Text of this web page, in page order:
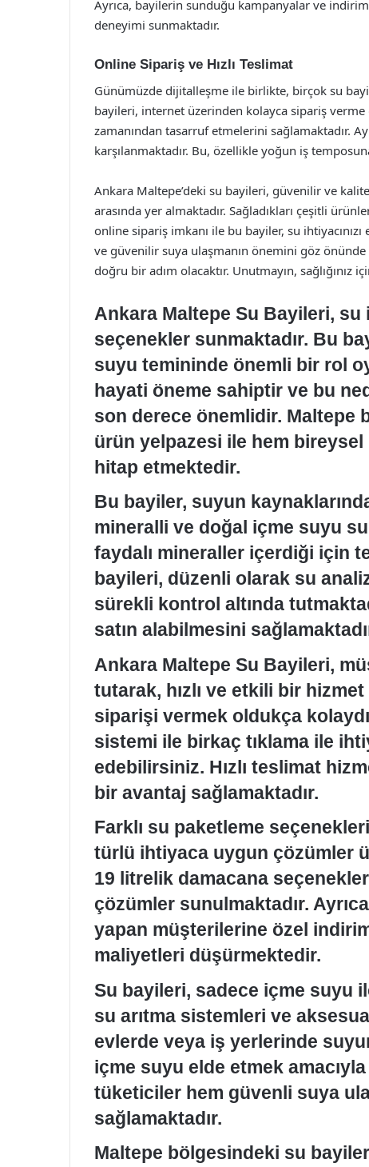
Ayrıca, bayilerin sunduğu kampanyalar ve
deneyimi sunmaktadır.
Online Sipariş ve Hızlı Teslimat
Günümüzde dijitalleşme ile birlikte, birçok su
bayileri, internet üzerinden kolayca sipariş
zamanından tasarruf etmelerini sağlamaktadır.
karşılanmaktadır. Bu, özellikle yoğun iş
Ankara Maltepe’deki su bayileri, güvenilir ve
arasında yer almaktadır. Sağladıkları çeşitli
online sipariş imkanı ile bu bayiler, su
ve güvenilir suya ulaşmanın önemini göz
doğru bir adım olacaktır. Unutmayın,
Ankara Maltepe Su Bayileri, su
seçenekler sunmaktadır. Bu
suyu temininde önemli bir rol
hayati öneme sahiptir ve bu
son derece önemlidir. Maltepe
ürün yelpazesi ile hem
hitap etmektedir.
Bu bayiler, suyun
mineralli ve doğal içme suyu
faydalı mineraller içerdiği için
bayileri, düzenli olarak su
sürekli kontrol altında
satın alabilmesini
Ankara Maltepe Su Bayileri,
tutarak, hızlı ve etkili bir hizmet
siparişi vermek oldukça
sistemi ile birkaç tıklama ile
edebilirsiniz. Hızlı teslimat
bir avantaj sağlamaktadır.
Farklı su paketleme
türlü ihtiyaca uygun çözümler
19 litrelik damacana
çözümler sunulmaktadır.
yapan müşterilerine özel
maliyetleri düşürmektedir.
Su bayileri, sadece içme suyu
su arıtma sistemleri ve
evlerde veya iş yerlerinde
içme suyu elde etmek
tüketiciler hem güvenli suya
sağlamaktadır.
Maltepe bölgesindeki su